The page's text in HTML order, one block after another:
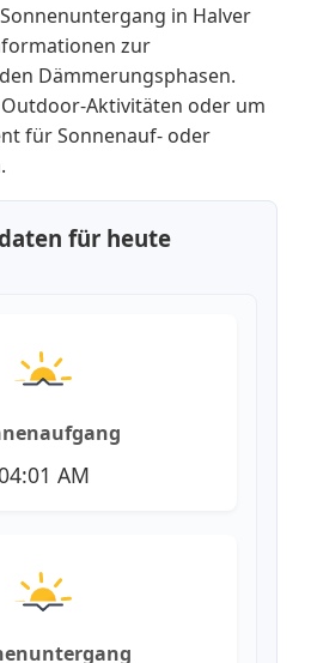
in Halver
zur
Dämmerungsphasen.
Aktivitäten oder um
für Sonnenauf- oder
für heute
AM